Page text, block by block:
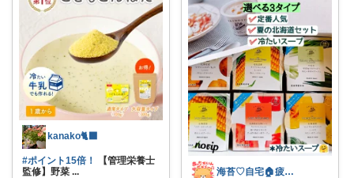
kanako🐈‍⬛
#ポイント15倍！
【管理栄養士
監修】野菜 ...
海苔♡自宅🏠疲れｵｿｲ〜🐌ﾉﾀﾉﾀ‥